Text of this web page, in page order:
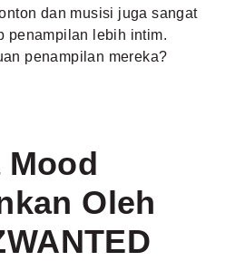
dan musisi juga sangat
penampilan lebih intim.
penampilan mereka?
Mood
Oleh